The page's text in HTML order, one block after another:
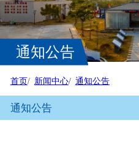
通知公告
首页 新闻中心 通知公告
通知公告